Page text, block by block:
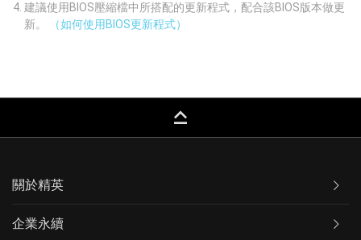
建議使用BIOS壓縮檔中所搭配的更新程式，配合該BIOS版本做更
新。
（如何使用BIOS更新程式）
keyboard_capslock
關於精英
企業永續